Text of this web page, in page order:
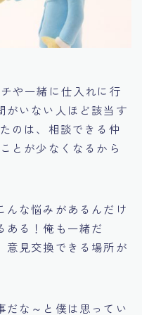
や一緒に仕入れに行
がいない人ほど該当す
のは、相談できる仲
とが少なくなるから
んな悩みがあるんだけ
ある！俺も一緒だ
意見交換できる場所が
だな～と僕は思ってい